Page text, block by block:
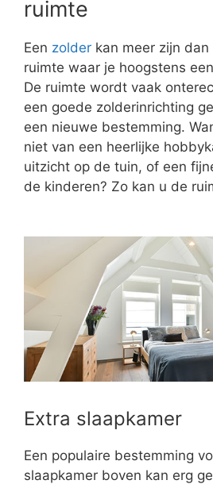
ruimte
Een zolder kan meer zijn
ruimte waar je hoogstens
De ruimte wordt vaak
een goede zolderinrichting
een nieuwe bestemming.
niet van een heerlijke
uitzicht op de tuin, of een
de kinderen? Zo kan u de
Extra slaapkamer
Een populaire bestemming
slaapkamer boven kan erg